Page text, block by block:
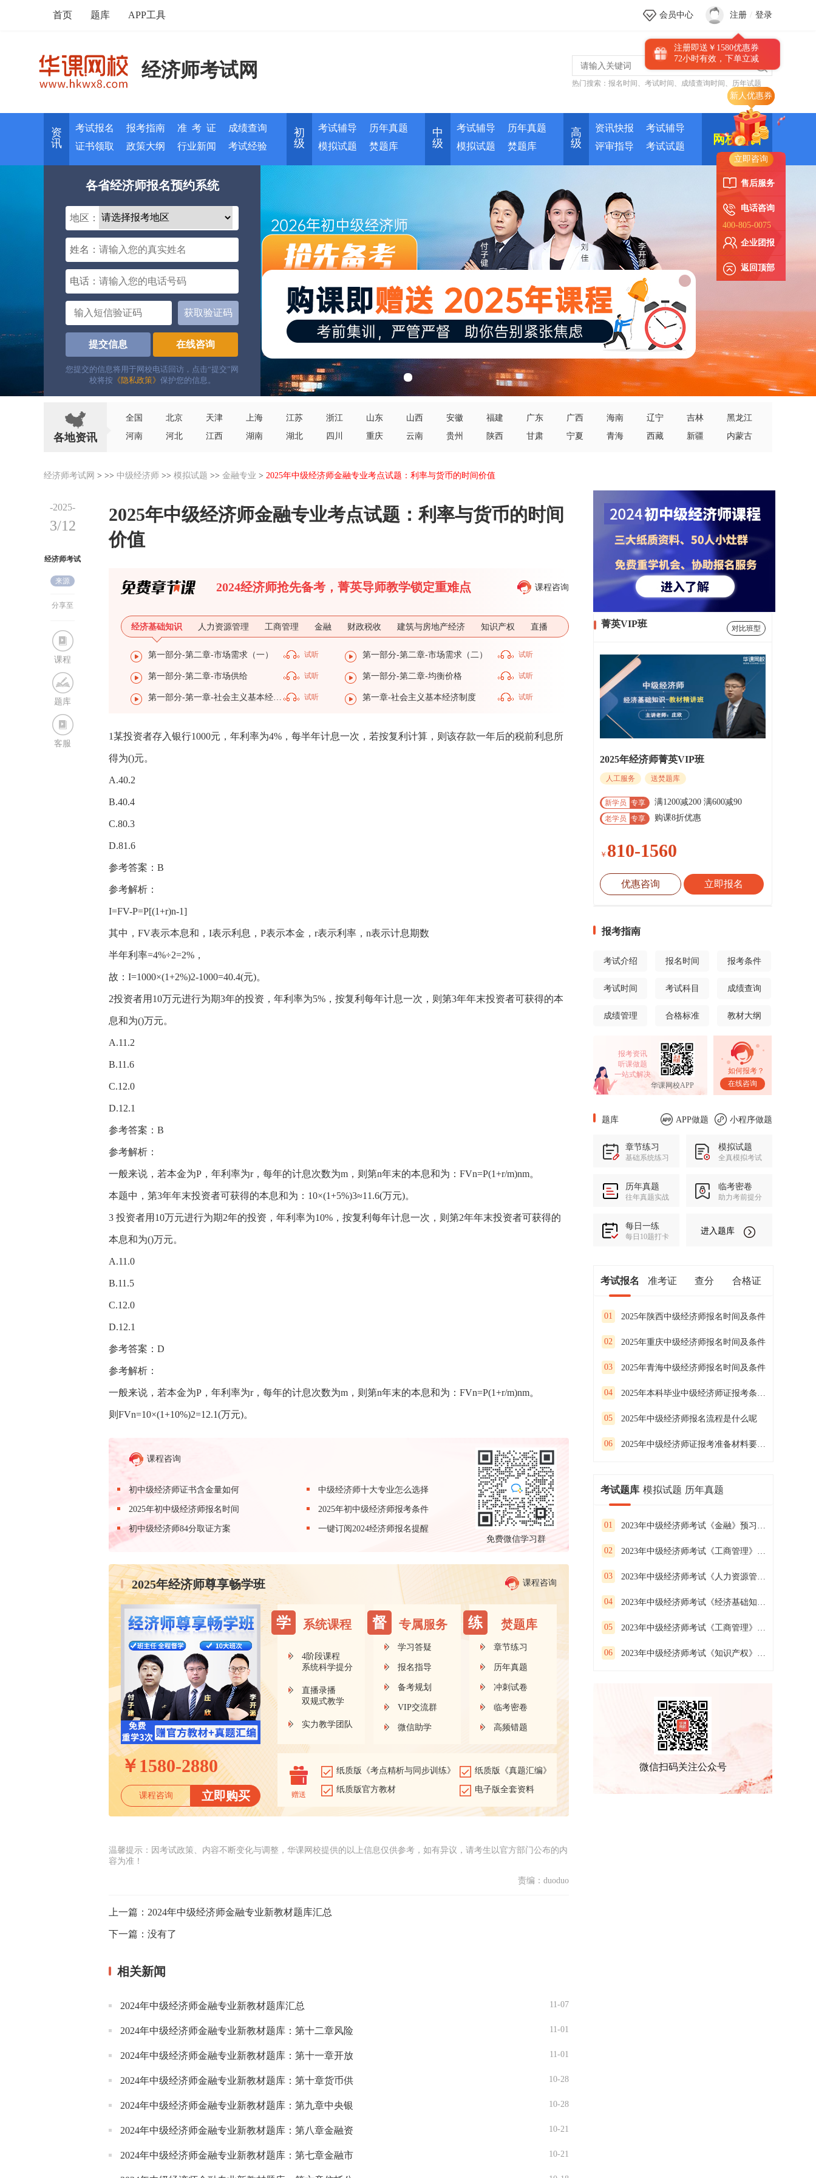
新人优惠券
立即咨询
售后服务
电话咨询
400-805-0075
企业团报
返回顶部
首页 题库 APP工具 会员中心 注册 / 登录
注册即送￥1580优惠券
72小时有效，下单立减
经济师考试网
热门搜索： 报名时间 、 考试时间 、 成绩查询时间 、 历年试题
资
讯
考试报名 报考指南 准 考 证
成绩查询
证书领取
政策大纲 行业新闻 考试经验
初
级
考试辅导
历年真题
模拟试题
焚题库
中
级
考试辅导
历年真题
模拟试题
焚题库
高
级
资讯快报
考试辅导
评审指导
考试试题
网校培训
各省经济师报名预约系统
地区：
姓名：
电话：
获取验证码
提交信息 在线咨询
您提交的信息将用于网校电话回访，点击“提交”网
校将按 《隐私政策》 保护您的信息。
各地资讯
全国 北京 天津 上海 江苏 浙江 山东 山西 安徽 福建 广东 广西 海南 辽宁 吉林
黑龙江
河南
河北 江西 湖南 湖北 四川 重庆 云南 贵州 陕西 甘肃 宁夏 青海 西藏 新疆 内蒙古
经济师考试网 > >> 中级经济师 >> 模拟试题 >> 金融专业 > 2025年中级经济师金融专业考点试题：利率与货币的时间价值
-2025-
3/12
经济师考试
网
来源
分享至
课程
题库
客服
2025年中级经济师金融专业考点试题：利率与货币的时间
价值
2024经济师抢先备考，菁英导师教学锁定重难点 课程咨询
经济基础知识 人力资源管理 工商管理 金融 财政税收 建筑与房地产经济 知识产权 直播
第一部分-第二章-市场需求（一） 试听 第一部分-第二章-市场需求（二） 试听
第一部分-第二章-市场供给 试听 第一部分-第二章-均衡价格 试听
第一部分-第一章-社会主义基本经济制度 试听 第一章-社会主义基本经济制度 试听
1某投资者存入银行1000元，年利率为4%，每半年计息一次，若按复利计算，则该存款一年后的税前利息所
得为()元。
A.40.2
B.40.4
C.80.3
D.81.6
参考答案：B
参考解析：
I=FV-P=P[(1+r)n-1]
其中，FV表示本息和，I表示利息，P表示本金，r表示利率，n表示计息期数
半年利率=4%÷2=2%，
故：I=1000×(1+2%)2-1000=40.4(元)。
2投资者用10万元进行为期3年的投资，年利率为5%，按复利每年计息一次，则第3年年末投资者可获得的本
息和为()万元。
A.11.2
B.11.6
C.12.0
D.12.1
参考答案：B
参考解析：
一般来说，若本金为P，年利率为r，每年的计息次数为m，则第n年末的本息和为：FVn=P(1+r/m)nm。
本题中，第3年年末投资者可获得的本息和为：10×(1+5%)3≈11.6(万元)。
3 投资者用10万元进行为期2年的投资，年利率为10%，按复利每年计息一次，则第2年年末投资者可获得的
本息和为()万元。
A.11.0
B.11.5
C.12.0
D.12.1
参考答案：D
参考解析：
一般来说，若本金为P，年利率为r，每年的计息次数为m，则第n年末的本息和为：FVn=P(1+r/m)nm。
则FVn=10×(1+10%)2=12.1(万元)。
课程咨询
初中级经济师证书含金量如何 中级经济师十大专业怎么选择
2025年初中级经济师报名时间 2025年初中级经济师报考条件
初中级经济师84分取证方案
一键订阅2024经济师报名提醒
免费微信学习群
2025年经济师尊享畅学班 课程咨询
￥ 1580-2880
课程咨询 立即购买
学 系统课程
4阶段课程
系统科学提分
直播录播
双规式教学
实力教学团队
督 专属服务
学习答疑
报名指导
备考规划
VIP交流群
微信助学
练 焚题库
章节练习
历年真题
冲刺试卷
临考密卷
高频错题
赠送
纸质版《考点精析与同步训练》 纸质版《真题汇编》
纸质版官方教材 电子版全套资料
温馨提示：因考试政策、内容不断变化与调整，华课网校提供的以上信息仅供参考，如有异议，请考生以官方部门公布的内
容为准！
责编：duoduo
上一篇： 2024年中级经济师金融专业新教材题库汇总
下一篇： 没有了
相关新闻
2024年中级经济师金融专业新教材题库汇总 11-07
2024年中级经济师金融专业新教材题库：第十二章风险 11-01
2024年中级经济师金融专业新教材题库：第十一章开放 11-01
2024年中级经济师金融专业新教材题库：第十章货币供 10-28
2024年中级经济师金融专业新教材题库：第九章中央银 10-28
2024年中级经济师金融专业新教材题库：第八章金融资 10-21
2024年中级经济师金融专业新教材题库：第七章金融市 10-21
菁英VIP班 对比班型
2025年经济师菁英VIP班
人工服务 送焚题库
新学员 专享 满1200减200 满600减90
老学员 专享 购课8折优惠
￥ 810-1560
优惠咨询 立即报名
报考指南
考试介绍 报名时间 报考条件
考试时间 考试科目 成绩查询
成绩管理 合格标准 教材大纲
报考资讯
听课做题
一站式解决
华课网校APP
如何报考？
在线咨询
题库 APP做题 小程序做题
章节练习
基础系统练习
模拟试题
全真模拟考试
历年真题
往年真题实战
临考密卷
助力考前提分
每日一练
每日10题打卡
进入题库
考试报名 准考证 查分 合格证
01 2025年陕西中级经济师报名时间及条件
02 2025年重庆中级经济师报名时间及条件
03 2025年青海中级经济师报名时间及条件
04 2025年本科毕业中级经济师证报考条件是什么呢
05 2025年中级经济师报名流程是什么呢
06 2025年中级经济师证报考准备材料要求有哪些内容
考试题库 模拟试题 历年真题
01 2023年中级经济师考试《金融》预习试卷（二）
02 2023年中级经济师考试《工商管理》预习试卷（一）
03 2023年中级经济师考试《人力资源管理》预习试卷（三）
04 2023年中级经济师考试《经济基础知识》预习试卷（二）
05 2023年中级经济师考试《工商管理》预习试卷（三）
06 2023年中级经济师考试《知识产权》预习试卷（二）
微信扫码关注公众号